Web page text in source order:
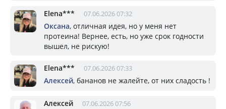
Elena*** 07.06.2026 07:32
Оксана, отличная идея, но у меня нет
протеина! Вернее, есть, но уже срок годности
вышел, не рискую!
Elena*** 07.06.2026 07:33
Алексей, бананов не жалейте, от них сладость !
Алексей 07.06.2026 07:56